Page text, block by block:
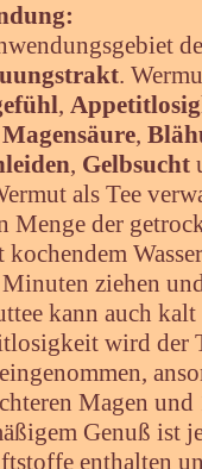
.
,
Magensäure,
, Gelbsucht
als Tee
Menge der
kochendem
ziehen
kann auch
wird der
Magen und
Genuß ist
enthalten